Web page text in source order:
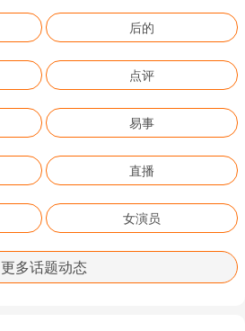
后的
点评
易事
直播
女演员
更多话题动态